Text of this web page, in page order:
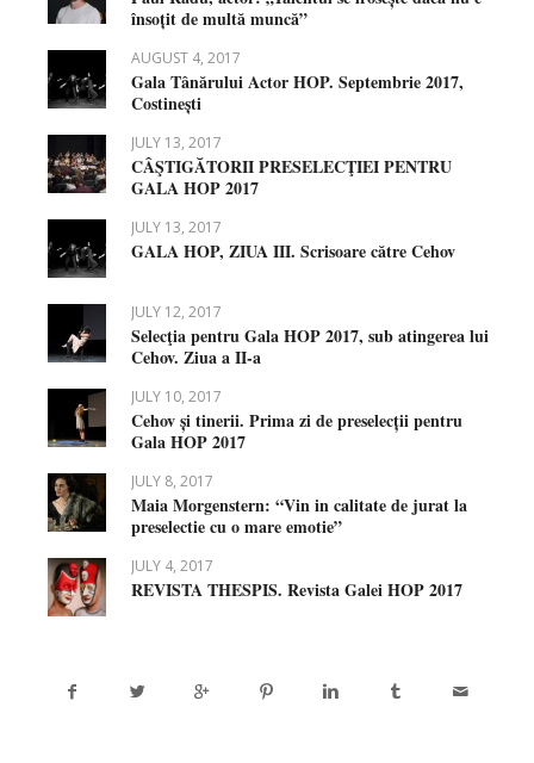
însoțit de multă muncă”
AUGUST 4, 2017
Gala Tânărului Actor HOP. Septembrie 2017,
Costinești
JULY 13, 2017
CÂŞTIGĂTORII PRESELECŢIEI PENTRU
GALA HOP 2017
JULY 13, 2017
GALA HOP, ZIUA III. Scrisoare către Cehov
JULY 12, 2017
Selecţia pentru Gala HOP 2017, sub atingerea lui
Cehov. Ziua a II-a
JULY 10, 2017
Cehov și tinerii. Prima zi de preselecții pentru
Gala HOP 2017
JULY 8, 2017
Maia Morgenstern: “Vin in calitate de jurat la
preselectie cu o mare emotie”
JULY 4, 2017
REVISTA THESPIS. Revista Galei HOP 2017